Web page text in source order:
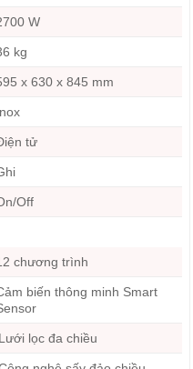
W
kg
x 630 x 845 mm
tử
Off
chương trình
biến thông minh Smart
Lưới lọc đa chiều